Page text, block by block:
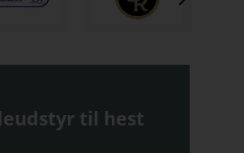
til hest